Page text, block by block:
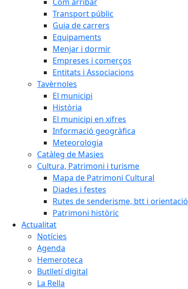
Transport públic
Guia de carrers
Equipaments
Menjar i dormir
Empreses i comerços
Entitats i Associacions
Tavèrnoles
El municipi
Història
El municipi en xifres
Informació geogràfica
Meteorologia
Catàleg de Masies
Cultura, Patrimoni i turisme
Mapa de Patrimoni Cultural
Diades i festes
Rutes de senderisme, btt i orientació
Patrimoni històric
Actualitat
Notícies
Agenda
Hemeroteca
Butlletí digital
La Rella